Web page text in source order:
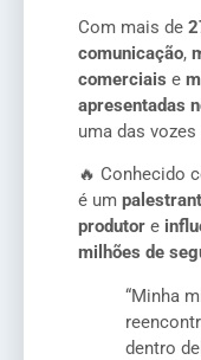
Com mais de
comunicação,
comerciais e
apresentadas
uma das
🔥 Conhecido
é um
produtor e
milhões de
“Minha
dentro